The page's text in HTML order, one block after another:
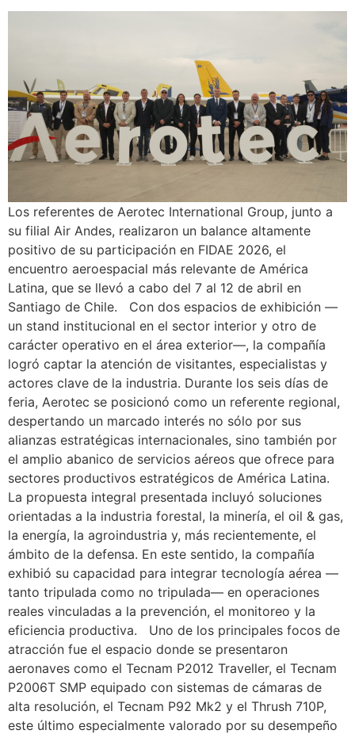
Los referentes de Aerotec International Group, junto a
su filial Air Andes, realizaron un balance altamente
positivo de su participación en FIDAE 2026, el
encuentro aeroespacial más relevante de América
Latina, que se llevó a cabo del 7 al 12 de abril en
Santiago de Chile. Con dos espacios de exhibición —
un stand institucional en el sector interior y otro de
carácter operativo en el área exterior—, la compañía
logró captar la atención de visitantes, especialistas y
actores clave de la industria. Durante los seis días de
feria, Aerotec se posicionó como un referente regional,
despertando un marcado interés no sólo por sus
alianzas estratégicas internacionales, sino también por
el amplio abanico de servicios aéreos que ofrece para
sectores productivos estratégicos de América Latina.
La propuesta integral presentada incluyó soluciones
orientadas a la industria forestal, la minería, el oil & gas,
la energía, la agroindustria y, más recientemente, el
ámbito de la defensa. En este sentido, la compañía
exhibió su capacidad para integrar tecnología aérea —
tanto tripulada como no tripulada— en operaciones
reales vinculadas a la prevención, el monitoreo y la
eficiencia productiva. Uno de los principales focos de
atracción fue el espacio donde se presentaron
aeronaves como el Tecnam P2012 Traveller, el Tecnam
P2006T SMP equipado con sistemas de cámaras de
alta resolución, el Tecnam P92 Mk2 y el Thrush 710P,
este último especialmente valorado por su desempeño